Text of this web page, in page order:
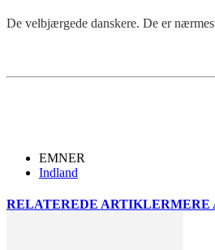
De velbjærgede danskere. De er
EMNER
Indland
RELATEREDE ARTIKLERMERE